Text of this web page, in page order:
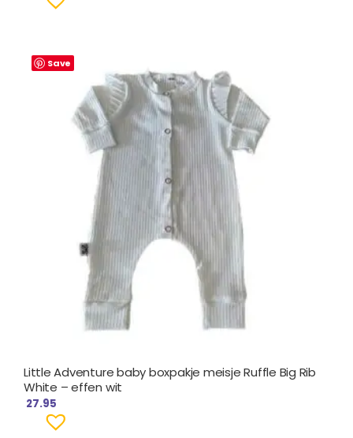
Save
Little Adventure baby boxpakje meisje Ruffle Big Rib
White – effen wit
27.95